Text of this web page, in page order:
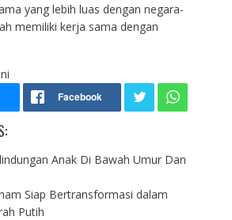
yang lebih luas dengan negara-
memiliki kerja sama dengan
Anak Di Bawah Umur Dan
Siap Bertransformasi dalam
Putih